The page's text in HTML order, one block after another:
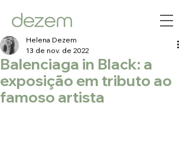
Balenciaga in Black: a
exposição em tributo ao
famoso artista
Helena Dezem
13 de nov. de 2022